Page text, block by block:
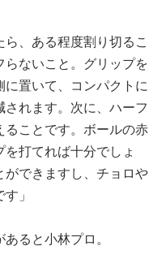
ら、ある程度割り切るこ
ないこと。グリップを
置いて、コンパクトに
れます。次に、ハーフ
ることです。ボールの赤
打てれば十分でしょ
ができますし、チョロや
」
ると小林プロ。